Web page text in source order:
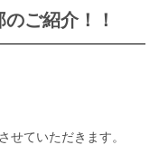
ご紹介！！
せていただきます。